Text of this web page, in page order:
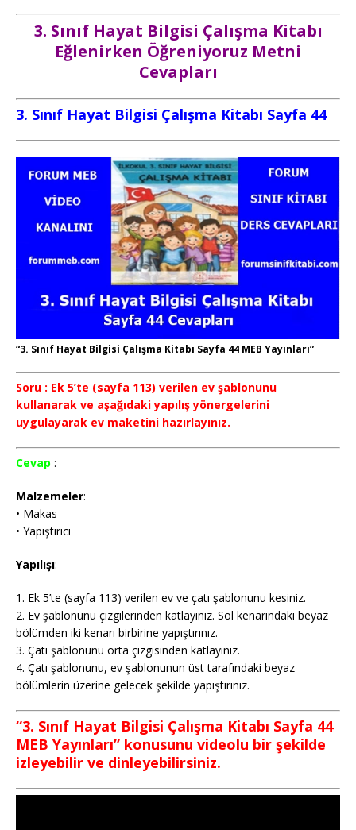
3. Sınıf Hayat Bilgisi Çalışma Kitabı
Eğlenirken Öğreniyoruz Metni
Cevapları
3. Sınıf Hayat Bilgisi Çalışma Kitabı Sayfa 44
“3. Sınıf Hayat Bilgisi Çalışma Kitabı Sayfa 44 MEB Yayınları”
Soru : Ek 5’te (sayfa 113) verilen ev şablonunu
kullanarak ve aşağıdaki yapılış yönergelerini
uygulayarak ev maketini hazırlayınız.
Cevap :
Malzemeler:
• Makas
• Yapıştırıcı
Yapılışı:
1. Ek 5’te (sayfa 113) verilen ev ve çatı şablonunu kesiniz.
2. Ev şablonunu çizgilerinden katlayınız. Sol kenarındaki beyaz
bölümden iki kenarı birbirine yapıştırınız.
3. Çatı şablonunu orta çizgisinden katlayınız.
4. Çatı şablonunu, ev şablonunun üst tarafındaki beyaz
bölümlerin üzerine gelecek şekilde yapıştırınız.
“3. Sınıf Hayat Bilgisi Çalışma Kitabı Sayfa 44
MEB Yayınları” konusunu videolu bir şekilde
izleyebilir ve dinleyebilirsiniz.